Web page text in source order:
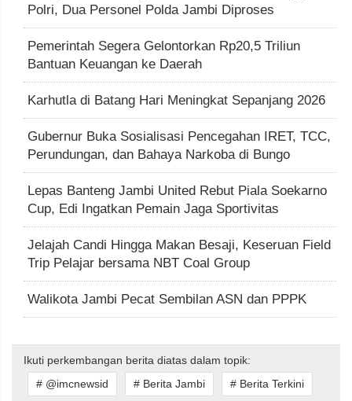
Polri, Dua Personel Polda Jambi Diproses
Pemerintah Segera Gelontorkan Rp20,5 Triliun
Bantuan Keuangan ke Daerah
Karhutla di Batang Hari Meningkat Sepanjang 2026
Gubernur Buka Sosialisasi Pencegahan IRET, TCC,
Perundungan, dan Bahaya Narkoba di Bungo
Lepas Banteng Jambi United Rebut Piala Soekarno
Cup, Edi Ingatkan Pemain Jaga Sportivitas
Jelajah Candi Hingga Makan Besaji, Keseruan Field
Trip Pelajar bersama NBT Coal Group
Walikota Jambi Pecat Sembilan ASN dan PPPK
Ikuti perkembangan berita diatas dalam topik:
# @imcnewsid
# Berita Jambi # Berita Terkini